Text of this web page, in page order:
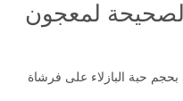
لمعجون
حبة البازلاء على فرشاة